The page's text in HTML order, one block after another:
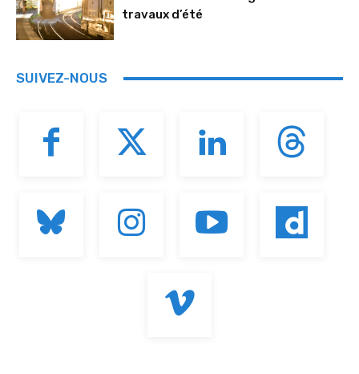
travaux d’été
SUIVEZ-NOUS